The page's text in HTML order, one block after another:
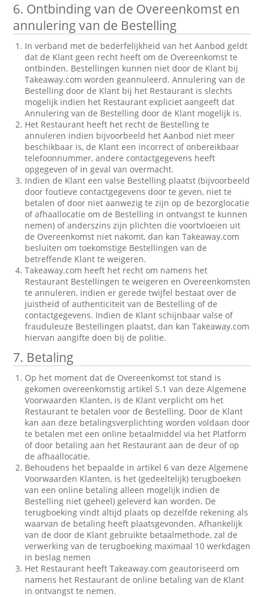
6. Ontbinding van de Overeenkomst en
annulering van de Bestelling
In verband met de bederfelijkheid van het Aanbod geldt
dat de Klant geen recht heeft om de Overeenkomst te
ontbinden. Bestellingen kunnen niet door de Klant bij
Takeaway.com worden geannuleerd. Annulering van de
Bestelling door de Klant bij het Restaurant is slechts
mogelijk indien het Restaurant expliciet aangeeft dat
Annulering van de Bestelling door de Klant mogelijk is.
Het Restaurant heeft het recht de Bestelling te
annuleren indien bijvoorbeeld het Aanbod niet meer
beschikbaar is, de Klant een incorrect of onbereikbaar
telefoonnummer, andere contactgegevens heeft
opgegeven of in geval van overmacht.
Indien de Klant een valse Bestelling plaatst (bijvoorbeeld
door foutieve contactgegevens door te geven, niet te
betalen of door niet aanwezig te zijn op de bezorglocatie
of afhaallocatie om de Bestelling in ontvangst te kunnen
nemen) of anderszins zijn plichten die voortvloeien uit
de Overeenkomst niet nakomt, dan kan Takeaway.com
besluiten om toekomstige Bestellingen van de
betreffende Klant te weigeren.
Takeaway.com heeft het recht om namens het
Restaurant Bestellingen te weigeren en Overeenkomsten
te annuleren, indien er gerede twijfel bestaat over de
juistheid of authenticiteit van de Bestelling of de
contactgegevens. Indien de Klant schijnbaar valse of
frauduleuze Bestellingen plaatst, dan kan Takeaway.com
hiervan aangifte doen bij de politie.
7. Betaling
Op het moment dat de Overeenkomst tot stand is
gekomen overeenkomstig artikel 5.1 van deze Algemene
Voorwaarden Klanten, is de Klant verplicht om het
Restaurant te betalen voor de Bestelling. Door de Klant
kan aan deze betalingsverplichting worden voldaan door
te betalen met een online betaalmiddel via het Platform
of door betaling aan het Restaurant aan de deur of op
de afhaallocatie.
Behoudens het bepaalde in artikel 6 van deze Algemene
Voorwaarden Klanten, is het (gedeeltelijk) terugboeken
van een online betaling alleen mogelijk indien de
Bestelling niet (geheel) geleverd kan worden. De
terugboeking vindt altijd plaats op dezelfde rekening als
waarvan de betaling heeft plaatsgevonden. Afhankelijk
van de door de Klant gebruikte betaalmethode, zal de
verwerking van de terugboeking maximaal 10 werkdagen
in beslag nemen
Het Restaurant heeft Takeaway.com geautoriseerd om
namens het Restaurant de online betaling van de Klant
in ontvangst te nemen.